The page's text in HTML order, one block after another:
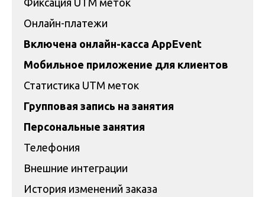
Фиксация UTM меток
Онлайн-платежи
Включена онлайн-касса AppEvent
Мобильное приложение для клиентов
Статистика UTM меток
Групповая запись на занятия
Персональные занятия
Телефония
Внешние интеграции
История изменений заказа